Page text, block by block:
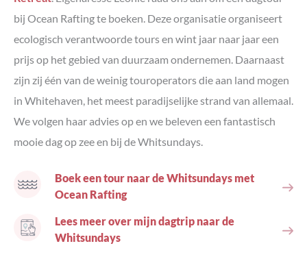
bij Ocean Rafting te boeken. Deze organisatie organiseert
ecologisch verantwoorde tours en wint jaar naar jaar een
prijs op het gebied van duurzaam ondernemen. Daarnaast
zijn zij één van de weinig touroperators die aan land mogen
in Whitehaven, het meest paradijselijke strand van allemaal.
We volgen haar advies op en we beleven een fantastisch
mooie dag op zee en bij de Whitsundays.
Boek een tour naar de Whitsundays met
Ocean Rafting
Lees meer over mijn dagtrip naar de
Whitsundays